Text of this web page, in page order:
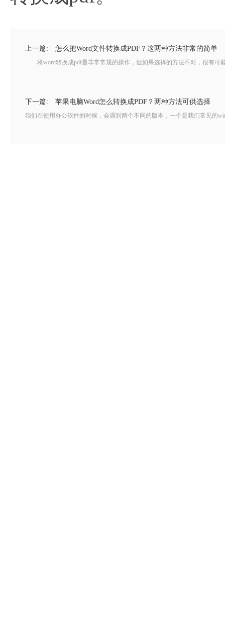
上一篇: 怎么把Word文件转换成PDF？这两种方法非常的简单
将word转换成pdf是非常常规的操作，但如果选择的方法不对，很有可
下一篇: 苹果电脑Word怎么转换成PDF？两种方法可供选择
我们在使用办公软件的时候，会遇到两个不同的版本，一个是我们常见的